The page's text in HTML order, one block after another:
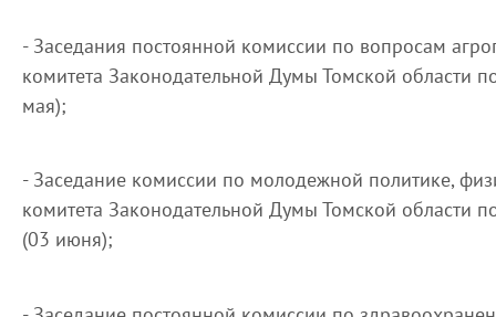
- Заседания постоянной комиссии по вопросам
комитета Законодательной Думы Томской области
мая);
- Заседание комиссии по молодежной политике,
комитета Законодательной Думы Томской области
(03 июня);